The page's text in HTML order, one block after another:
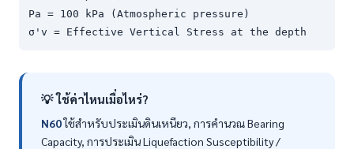
Pa = 100 kPa (Atmospheric pressure)
σ'v = Effective Vertical Stress at the depth
💡 ใช้ค่าไหนเมื่อไหร่?
N60ใช้สำหรับประเมินดินเหนียว, การคำนวณ Bearing
Capacity, การประเมิน Liquefaction Susceptibility /